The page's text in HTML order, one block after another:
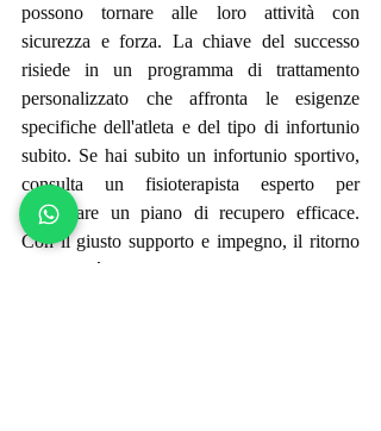
possono tornare alle loro attività con
sicurezza e forza. La chiave del successo
risiede in un programma di trattamento
personalizzato che affronta le esigenze
specifiche dell'atleta e del tipo di infortunio
subito. Se hai subito un infortunio sportivo,
consulta un fisioterapista esperto per
sviluppare un piano di recupero efficace.
Con il giusto supporto e impegno, il ritorno
allo sport è possibile.